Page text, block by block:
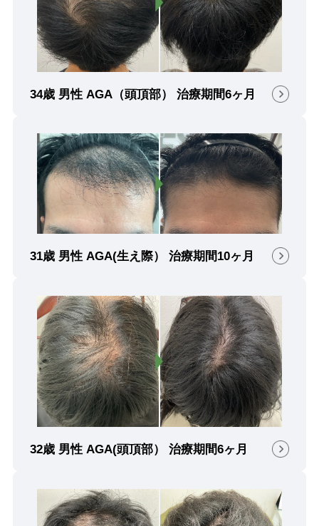
34歳 男性 AGA（頭頂部） 治療期間6ヶ月
31歳 男性 AGA(生え際） 治療期間10ヶ月
32歳 男性 AGA(頭頂部） 治療期間6ヶ月